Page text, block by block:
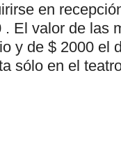
en
El valor de las
y de $ 2000 el
sólo en el